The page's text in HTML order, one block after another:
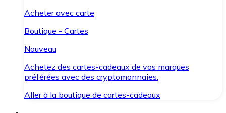
Acheter avec carte
Boutique - Cartes
Nouveau
Achetez des cartes-cadeaux de vos marques
préférées avec des cryptomonnaies.
Aller à la boutique de cartes-cadeaux